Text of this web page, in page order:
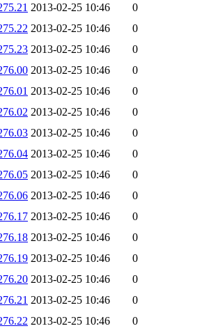
2013-02-25 10:46
0
2013-02-25 10:46
0
2013-02-25 10:46
0
2013-02-25 10:46
0
2013-02-25 10:46
0
2013-02-25 10:46
0
2013-02-25 10:46
0
2013-02-25 10:46
0
2013-02-25 10:46
0
2013-02-25 10:46
0
2013-02-25 10:46
0
2013-02-25 10:46
0
2013-02-25 10:46
0
2013-02-25 10:46
0
2013-02-25 10:46
0
2013-02-25 10:46
0